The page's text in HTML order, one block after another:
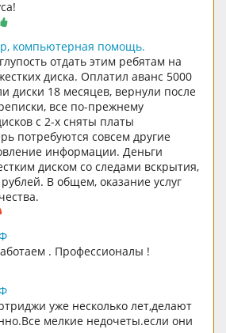
компьютерная помощь.
отдать этим ребятам на
диска. Оплатил аванс 5000
диски 18 месяцев, вернули после
все по-прежнему
с 2-х сняты платы
потребуются совсем другие
информации. Деньги
диском со следами вскрытия,
В общем, оказание услуг
. Профессионалы !
уже несколько лет,делают
мелкие недочеты.если они